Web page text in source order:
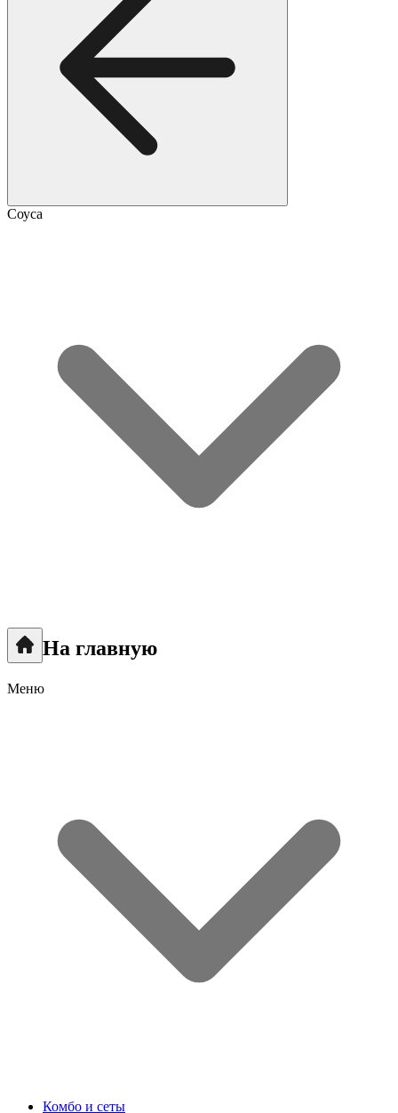
Соуса
На главную
Меню
Комбо и сеты